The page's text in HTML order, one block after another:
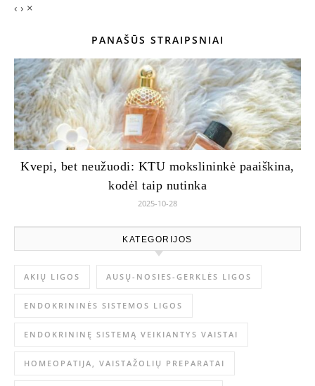
‹ › ×
PANAŠŪS STRAIPSNIAI
Kvepi, bet neužuodi: KTU mokslininkė paaiškina,
kodėl taip nutinka
2025-10-28
KATEGORIJOS
AKIŲ LIGOS AUSŲ-NOSIES-GERKLĖS LIGOS
ENDOKRININĖS SISTEMOS LIGOS
ENDOKRININĘ SISTEMĄ VEIKIANTYS VAISTAI
HOMEOPATIJA, VAISTAŽOLIŲ PREPARATAI